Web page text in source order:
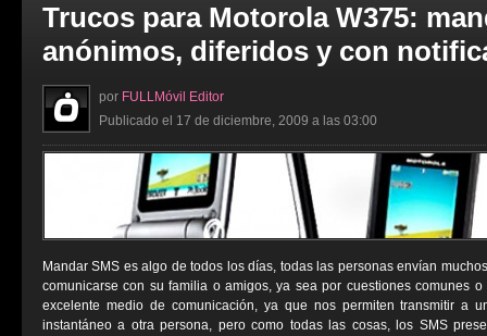
Trucos para Motorola W375:
anónimos, diferidos y con
por FULLMóvil Editor
Publicado el 17 de diciembre, 2009 a las 03:00
Mandar SMS es algo de todos los días, todas las personas envían
comunicarse con su familia o amigos, ya sea por cuestiones comunes
excelente medio de comunicación, ya que nos permiten transmitir a
instantáneo a otra persona, pero como todas las cosas, los SMS